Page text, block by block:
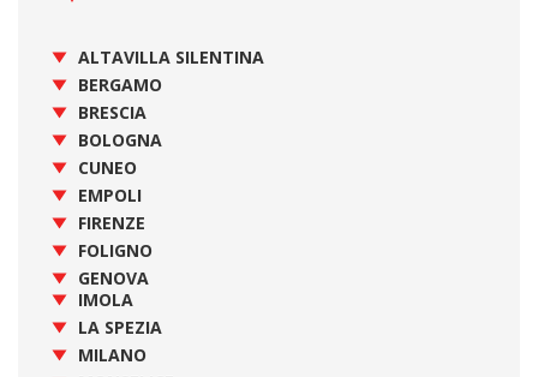
ALTAVILLA SILENTINA
BERGAMO
BRESCIA
BOLOGNA
CUNEO
EMPOLI
FIRENZE
FOLIGNO
GENOVA
IMOLA
LA SPEZIA
MILANO